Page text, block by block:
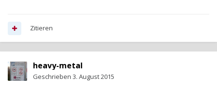
Zitieren
heavy-metal
Geschrieben 3. August 2015